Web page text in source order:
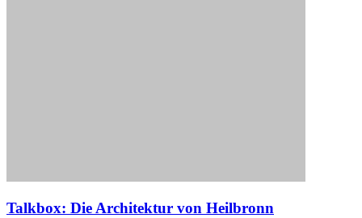
Talkbox: Die Architektur von Heilbronn